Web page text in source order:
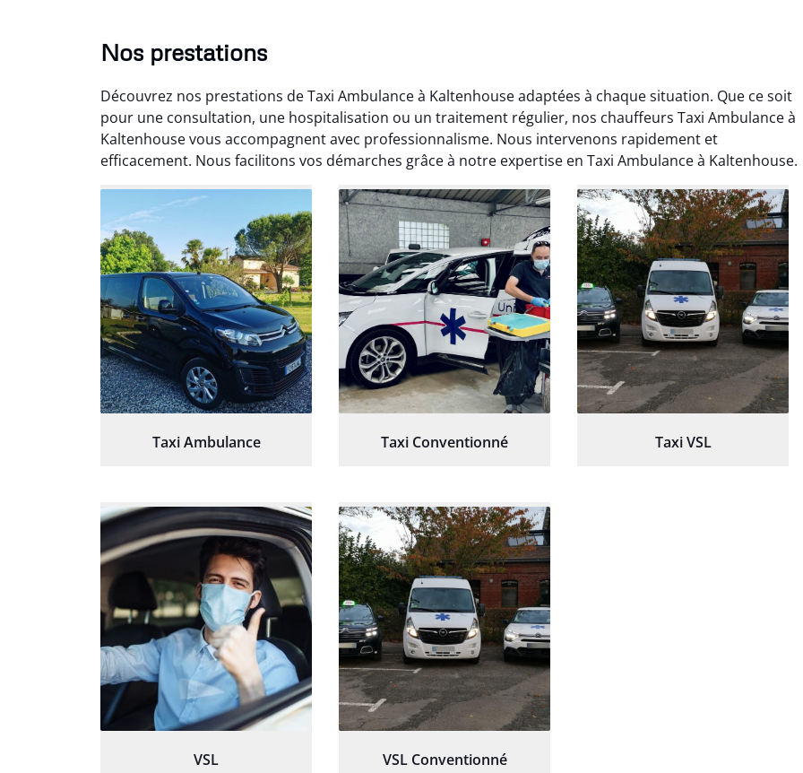
Nos prestations
Découvrez nos prestations de Taxi Ambulance à Kaltenhouse adaptées à chaque situation. Que ce soit
pour une consultation, une hospitalisation ou un traitement régulier, nos chauffeurs Taxi Ambulance à
Kaltenhouse vous accompagnent avec professionnalisme. Nous intervenons rapidement et
efficacement. Nous facilitons vos démarches grâce à notre expertise en Taxi Ambulance à Kaltenhouse.
Taxi Ambulance Taxi Conventionné Taxi VSL
VSL VSL Conventionné
Arnaud Deschamps
30 janvier 2025
Très satisfait du transport,
tout s’est bien déroulé.
Chauffeur à l’écoute et
patient.
Jérémy Ferrand
8 septembre 2024
Transport ponctuel et
personnel très attentionné.
Très satisfait du service.